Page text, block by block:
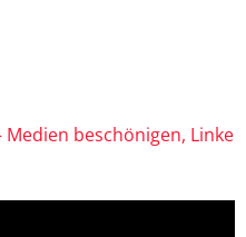
beschönigen, Linke